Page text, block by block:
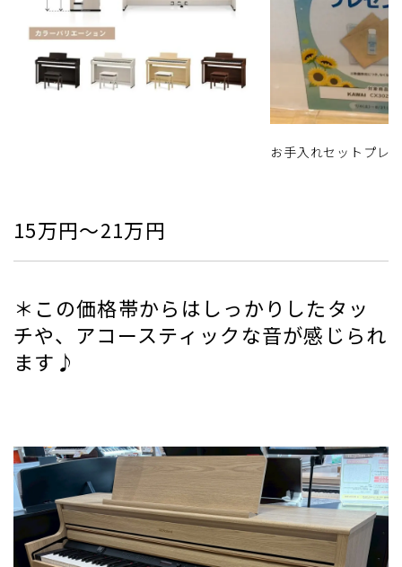
お手入れセットプレ
15万円～21万円
＊この価格帯からはしっかりしたタッ
チや、アコースティックな音が感じられ
ます♪